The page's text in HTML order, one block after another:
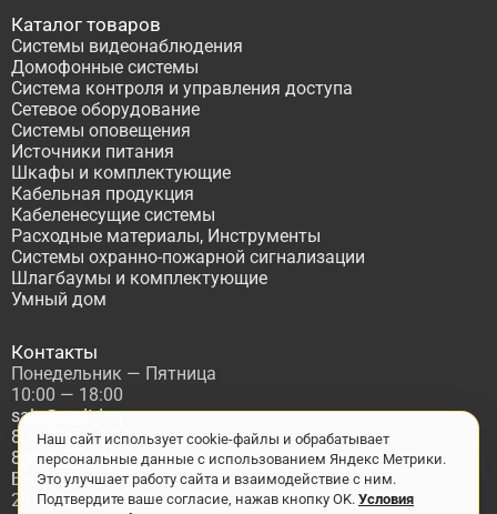
Каталог товаров
Системы видеонаблюдения
Домофонные системы
Система контроля и управления доступа
Сетевое оборудование
Системы оповещения
Источники питания
Шкафы и комплектующие
Кабельная продукция
Кабеленесущие системы
Расходные материалы, Инструменты
Системы охранно-пожарной сигнализации
Шлагбаумы и комплектующие
Умный дом
Контакты
Понедельник — Пятница
10:00 — 18:00
sale@asdtd.ru
8(495)677-95-20
8(800)555-06-68
Бесплатный звонок по России
2017-2026 г. ООО "ТД АСД"
Наш сайт использует cookie-файлы и обрабатывает
персональные данные с использованием Яндекс Метрики.
Это улучшает работу сайта и взаимодействие с ним.
Подтвердите ваше согласие, нажав кнопку OK. Условия